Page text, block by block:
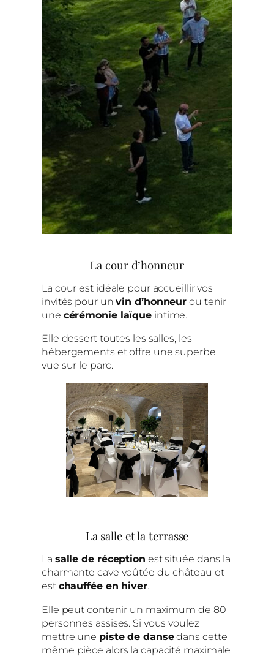
La cour d’honneur
La cour est idéale pour accueillir vos
invités pour unvin d’honneur ou tenir
une cérémonie laïque intime.
Elle dessert toutes les salles, les
hébergements et offre une superbe
vue sur le parc.
La salle et la terrasse
La salle de réception est située dans la
charmante cave voûtée du château et
est chauffée en hiver.
Elle peut contenir un maximum de 80
personnes assises. Si vous voulez
mettre une piste de dansedans cette
même pièce alors la capacité maximale